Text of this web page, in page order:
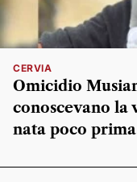
CERVIA
Omicidio
conoscevano la
nata poco